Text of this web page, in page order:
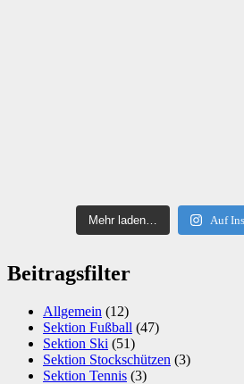
Mehr laden… Auf
Beitragsfilter
Allgemein (12)
Sektion Fußball (47)
Sektion Ski (51)
Sektion Stockschützen (3)
Sektion Tennis (3)